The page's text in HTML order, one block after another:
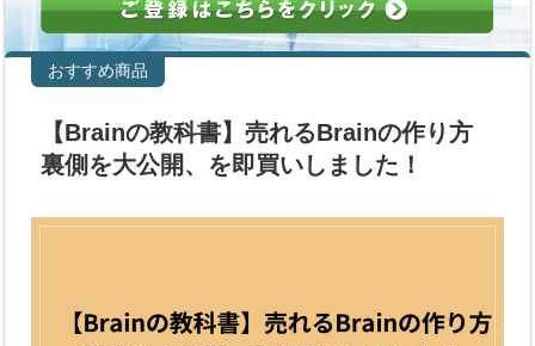
おすすめ商品
【Brainの教科書】売れるBrainの作り方
裏側を大公開、を即買いしました！